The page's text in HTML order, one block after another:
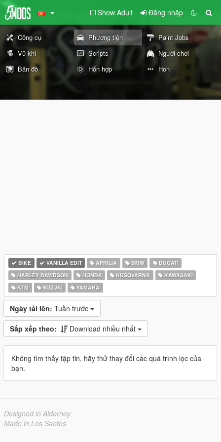
Show Adult Đăng nhập
Công cụ Phương tiện
Paint Jobs
Vũ khí
Scripts
Người chơi
Bản đồ
Hỗn hợp Hơn
BIKE VANILLA EDIT APRILIA BMW
DUCATI
HARLEY DAVIDSON
HONDA HUSQVARNA
KAWASAKI
KTM
SUZUKI YAMAHA
Ngày tải lên: Tuần trước
Sắp xếp theo: Download nhiều nhất
Không tìm thấy tập tin, hãy thử thay đổi các quá trình lọc của
bạn.
Designed in Alderney
Made in Los Santos